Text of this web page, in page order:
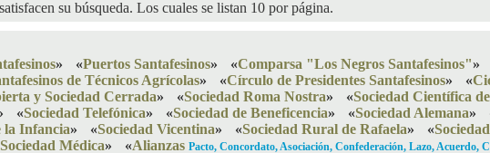
su búsqueda. Los cuales se listan 10 por página.
» «Puertos Santafesinos» «Comparsa "Los Negros Santafesinos"»
de Técnicos Agrícolas» «Círculo de Presidentes Santafesinos» «
y Sociedad Cerrada» «Sociedad Roma Nostra» «Sociedad Científica
«Sociedad Telefónica» «Sociedad de Beneficencia» «Sociedad Alemana»
la Infancia» «Sociedad Vicentina» «Sociedad Rural de Rafaela» «
Sociedad Médica» «Alianzas Pacto, Concordato, Asociación, Confederación, Lazo, Acuerdo,